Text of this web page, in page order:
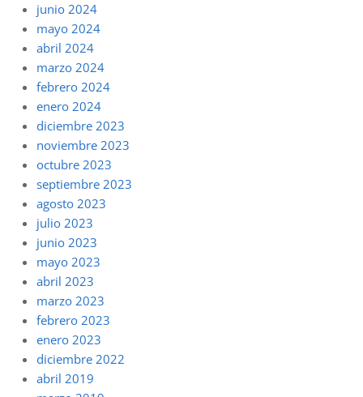
junio 2024
mayo 2024
abril 2024
marzo 2024
febrero 2024
enero 2024
diciembre 2023
noviembre 2023
octubre 2023
septiembre 2023
agosto 2023
julio 2023
junio 2023
mayo 2023
abril 2023
marzo 2023
febrero 2023
enero 2023
diciembre 2022
abril 2019